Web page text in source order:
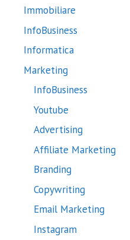
Immobiliare
InfoBusiness
Informatica
Marketing
InfoBusiness
Youtube
Advertising
Affiliate Marketing
Branding
Copywriting
Email Marketing
Instagram